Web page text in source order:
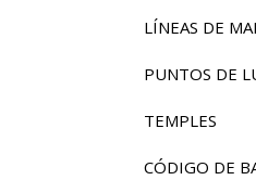
LÍNEAS DE
PUNTOS DE
TEMPLES
CÓDIGO DE